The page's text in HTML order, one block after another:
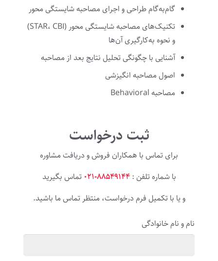
گام‌به‌گام طراحی و اجرای مصاحبه شایستگی محور
تکنیک‌های مصاحبه شایستگی محور (STAR، CBI)
و نحوه به‌کارگیری آن‌ها
آشنایی با چگونگی تحلیل نتایج بعد از مصاحبه
اصول مصاحبه انگیزشی
مصاحبه Behavioral
ثبت درخواست
برای تماس با همکاران فروش و دریافت مشاوره
با شماره تلفن :۸۸۵۴۹۱۴۴-۰۲۱
تماس بگیرید
و یا با تکمیل فرم درخواست، منتظر تماس ما باشید.
نام و نام خانوادگی